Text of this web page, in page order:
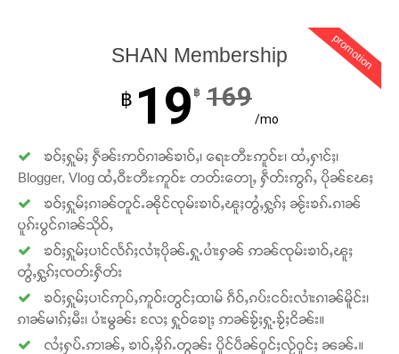
တႃႇႁႂ်ႈသဵင်ၵၢင်ၸႂ်ၵူၼ်းမိူင်း ၵူႈတီႈၵူႈလႅၼ်ပေႃးတေၸွ
တ်ႇ တူဝ်ႈလုမ်ႈၾႃႉၼၼ်ႉ ၶဝ်ႈႁူမ်ႈၵမ်ႉထႅမ် ၸုမ်းၶၢ promotion
SHAN Membership
฿ 19 ฿ 169
/mo
ၶဝ်ႈႁူမ်ႈ ႁဵၼ်းဢဝ်ၵၢၼ်ၶၢဝ်ႇ၊ ရေႊတီႊဢူဝ်ႊ၊ ထႆႇႁၢင်ႈ၊
Blogger, Vlog ထႆႇဝီႊတီႊဢူဝ်ႊ တတ်းတေႃႇ ႁဵတ်းဢွၵ်ႇ ပိုၼ်ၽႄႈ
ၶဝ်ႈႁူမ်ႈၵၢၼ်တူင်ႉၼိုင်ၸုမ်းၶၢဝ်ႇၽူႈတွႆႇႁွၵ်ႈ ၼႂ်းၶၵ်ႉၵၢၼ်
ပူၵ်းပွင်ၵၢၼ်သိုဝ်ႇ
ၶဝ်ႈႁူမ်ႈပၢင်လႅၵ်ႈလၢႆႈပိုၼ်ႉႁူႉပၢႆးႁၼ် ဢၼ်ၸုမ်းၶၢဝ်ႇၽူႈ
တွႆႇႁွၵ်ႈၸတ်းႁဵတ်း
ၶဝ်ႈႁူမ်ႈပၢင်ဢုပ်ႇဢူဝ်းတွင်ႈထၢမ် ၵဵဝ်ႇၵပ်းငဝ်းလၢႆးၵၢၼ်မိူင်း၊
ၵၢၼ်မၢၵ်ႈမီး၊ ပၢႆးမွၼ်း လႄႈ ႁူဝ်ၶေႃႈ ဢၼ်ၶႂ်ႈႁူႉၶႂ်ႈငိၼ်း။
လႆႈႁပ်ႉဢၢၼ်ႇ ၶၢဝ်ႇၶိုၵ်ႉတွၼ်း ပိူင်ပဵၼ်ဝူင်ႈလႂ်ဝူင်ႈ ၼၼ်ႉ။